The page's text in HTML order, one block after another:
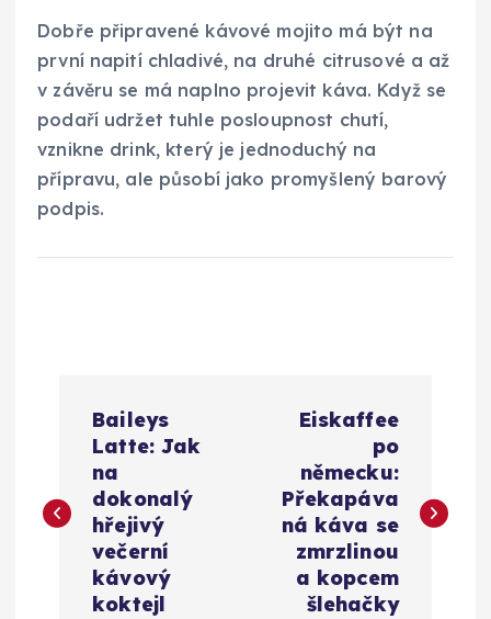
Dobře připravené kávové mojito má být na
první napití chladivé, na druhé citrusové a až
v závěru se má naplno projevit káva. Když se
podaří udržet tuhle posloupnost chutí,
vznikne drink, který je jednoduchý na
přípravu, ale působí jako promyšlený barový
podpis.
v
Baileys
Latte: Jak
na
dokonalý
hřejivý
večerní
kávový
koktejl
Eiskaffee
po
německu:
Překapáva
ná káva se
zmrzlinou
a kopcem
šlehačky